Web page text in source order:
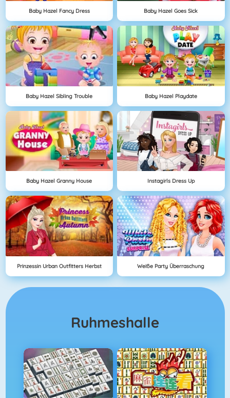
Baby Hazel Fancy Dress Baby Hazel Goes Sick
Baby Hazel Sibling Trouble Baby Hazel Playdate
Baby Hazel Granny House Instagirls Dress Up
Prinzessin Urban Outfitters Herbst Weiße Party Überraschung
Ruhmeshalle